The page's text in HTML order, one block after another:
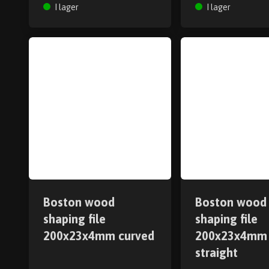
I lager I lager
Boston wood
shaping file
200x23x4mm curved
Boston wood
shaping file
200x23x4mm
straight